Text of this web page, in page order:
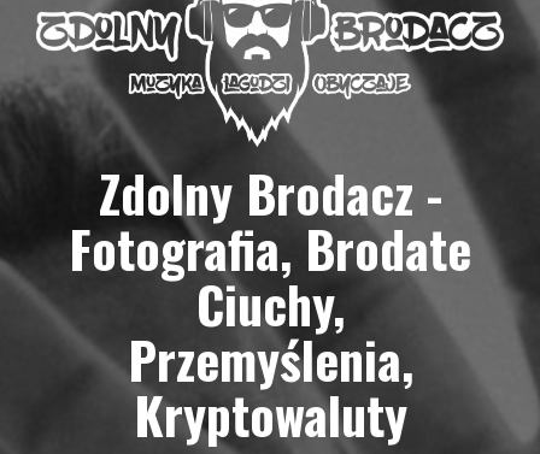
Zdolny Brodacz -
Fotografia, Brodate
Ciuchy,
Przemyślenia,
Kryptowaluty